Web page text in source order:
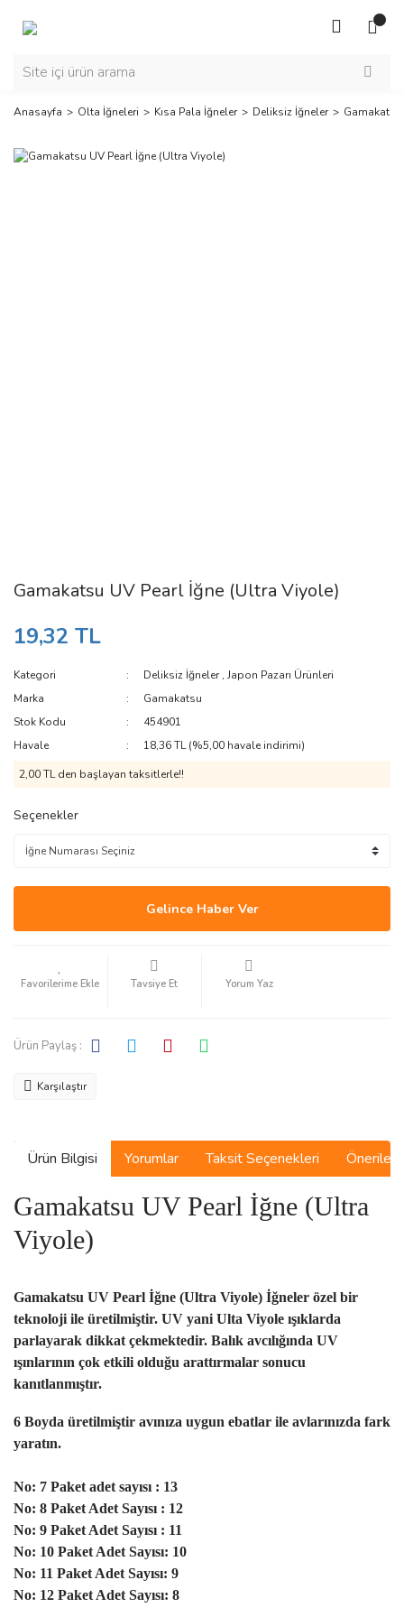
Anasayfa Olta İğneleri Kısa Pala İğneler Deliksiz İğneler
Gamakatsu UV Pearl İğne (Ultra Viyole)
19,32 TL
Kategori Deliksiz İğneler,Japon Pazarı Ürünleri
Marka
Gamakatsu
Stok Kodu
454901
Havale
18,36 TL (%5,00 havale indirimi)
2,00 TL den başlayan taksitlerle!!
Seçenekler
Gelince Haber Ver
Tavsiye Et Yorum Yaz
Ürün Paylaş :
Karşılaştır
Ürün Bilgisi Yorumlar Taksit Seçenekleri
Gamakatsu UV Pearl İğne (Ultra
Viyole)
Gamakatsu UV Pearl İğne (Ultra Viyole) İğneler özel bir
teknoloji ile üretilmiştir. UV yani Ulta Viyole ışıklarda
parlayarak dikkat çekmektedir. Balık avcılığında UV
ışınlarının çok etkili olduğu arattırmalar sonucu
kanıtlanmıştır.
6 Boyda üretilmiştir avınıza uygun ebatlar ile avlarınızda fark
yaratın.
No: 7 Paket adet sayısı : 13
No: 8 Paket Adet Sayısı : 12
No: 9 Paket Adet Sayısı : 11
No: 10 Paket Adet Sayısı: 10
No: 11 Paket Adet Sayısı: 9
No: 12 Paket Adet Sayısı: 8